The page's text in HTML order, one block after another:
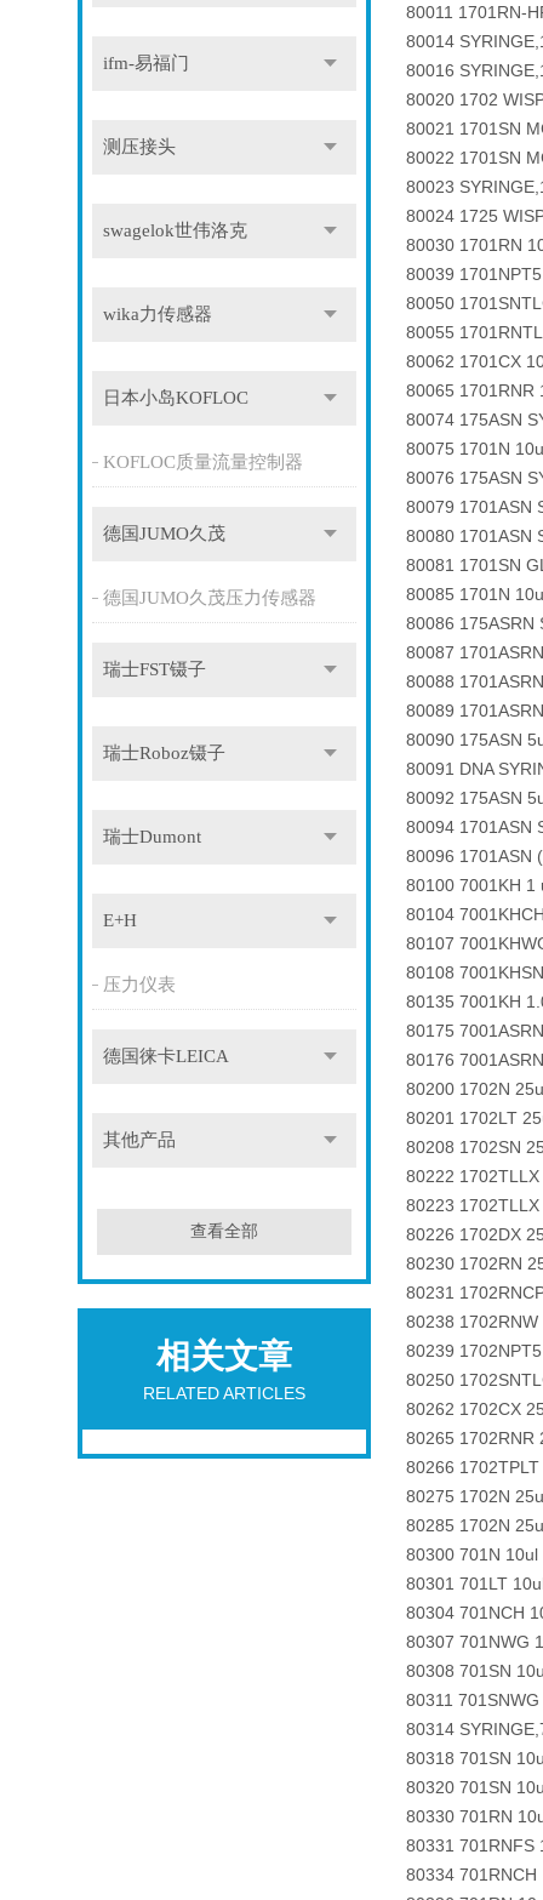
ifm-易福门
测压接头
swagelok世伟洛克
wika力传感器
日本小岛KOFLOC
KOFLOC质量流量控制器
德国JUMO久茂
德国JUMO久茂压力传感器
瑞士FST镊子
瑞士Roboz镊子
瑞士Dumont
E+H
压力仪表
德国徕卡LEICA
其他产品
查看全部
相关文章
RELATED ARTICLES
80011 1701RN-
80014
80016
80020 1702
80021 1701SN
80022 1701SN
80023
80024 1725
80030 1701RN
80039
80050
80055
80062 1701CX
80065 1701RNR
80074 175ASN
80075 1701N
80076 175ASN
80079 1701ASN
80080 1701ASN
80081 1701SN
80085 1701N
80086 175ASRN
80087
80088
80089
80090 175ASN
80091 DNA
80092 175ASN
80094 1701ASN
80096 1701ASN
80100 7001KH 1
80104
80107
80108
80135 7001KH
80175
80176
80200 1702N
80201 1702LT
80208 1702SN
80222 1702TLLX
80223 1702TLLX
80226 1702DX
80230 1702RN
80231
80238
80239
80250
80262 1702CX
80265 1702RNR
80266 1702TPLT
80275 1702N
80285 1702N
80300 701N 10ul
80301 701LT
80304 701NCH
80307 701NWG
80308 701SN
80311
80314
80318 701SN
80320 701SN
80330 701RN
80331 701RNFS
80334 701RNCH